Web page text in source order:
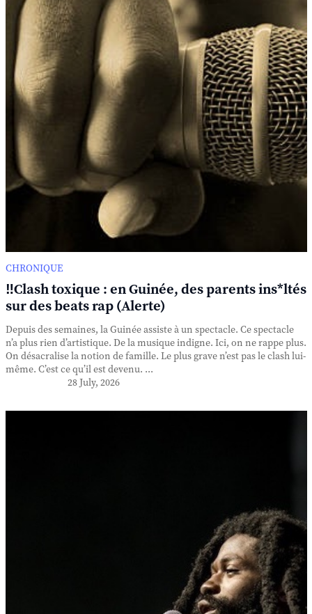
CHRONIQUE
‼️Clash toxique : en Guinée, des parents ins*ltés
sur des beats rap (Alerte)
Depuis des semaines, la Guinée assiste à un spectacle. Ce spectacle
n’a plus rien d’artistique. De la musique indigne. Ici, on ne rappe plus.
On désacralise la notion de famille. Le plus grave n’est pas le clash lui-
même. C’est ce qu’il est devenu. ...
28 July, 2026